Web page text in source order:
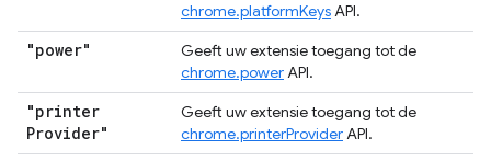
chrome.platformKeysAPI.
"power"
Geeft uw extensie toegang tot de
chrome.powerAPI.
"printer
Provider"
Geeft uw extensie toegang tot de
chrome.printerProviderAPI.